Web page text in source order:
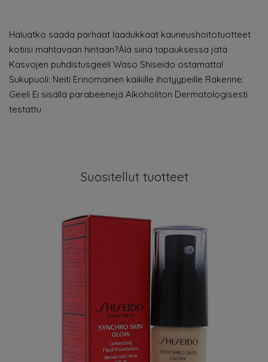
Haluatko saada parhaat laadukkaat kauneushoitotuotteet
kotiisi mahtavaan hintaan?Älä siinä tapauksessa jätä
Kasvojen puhdistusgeeli Waso Shiseido ostamatta!
Sukupuoli: Neiti Erinomainen kaikille ihotyypeille Rakenne:
Geeli Ei sisällä parabeenejä Alkoholiton Dermatologisesti
testattu
Suositellut tuotteet